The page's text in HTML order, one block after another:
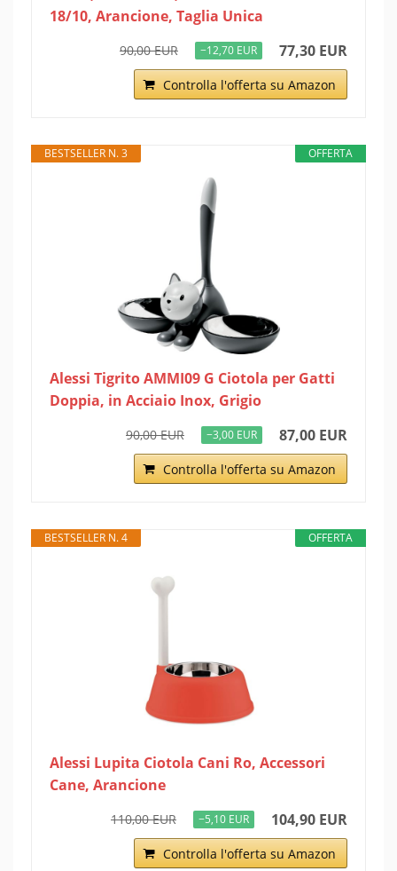
18/10, Arancione, Taglia Unica
90,00 EUR −12,70 EUR 77,30 EUR
Controlla l'offerta su Amazon
OFFERTA
BESTSELLER N. 3
Alessi Tigrito AMMI09 G Ciotola per Gatti
Doppia, in Acciaio Inox, Grigio
90,00 EUR −3,00 EUR 87,00 EUR
Controlla l'offerta su Amazon
OFFERTA
BESTSELLER N. 4
Alessi Lupita Ciotola Cani Ro, Accessori
Cane, Arancione
110,00 EUR −5,10 EUR 104,90 EUR
Controlla l'offerta su Amazon